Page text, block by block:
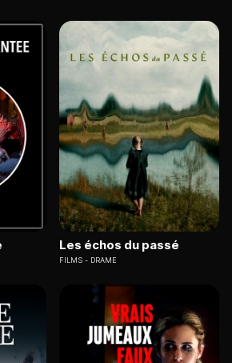
Les échos du passé
FILMS DRAME